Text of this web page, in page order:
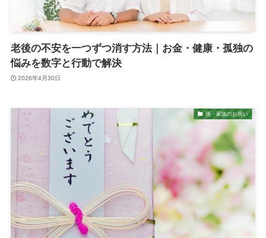
老後の不安を一つずつ消す方法｜お金・健康・孤独の
悩みを数字と行動で解決
2026年4月30日
孫・家族のお祝い